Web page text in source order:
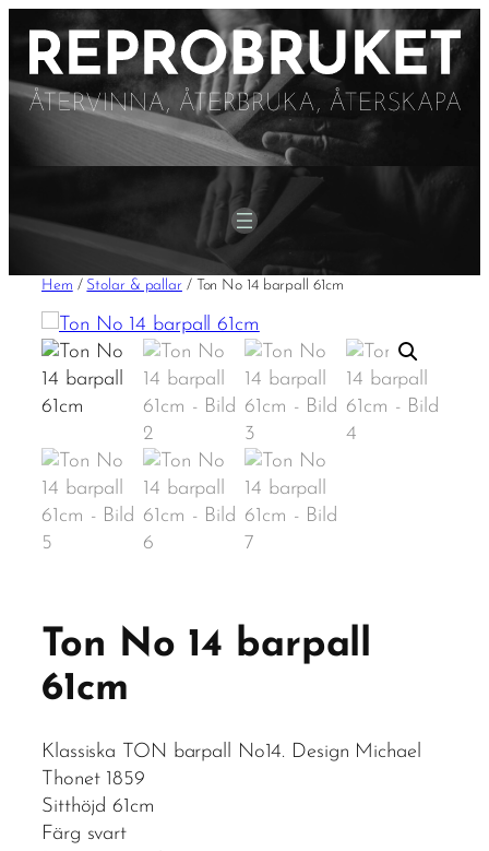
innehåll
Hem / Stolar & pallar/ Ton No 14 barpall 61cm
Ton No 14 barpall
61cm
Klassiska TON barpall No14. Design Michael
Thonet 1859
Sitthöjd 61cm
Färg svart